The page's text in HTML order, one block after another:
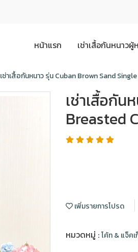
หน้าแรก เช่าเสื้อกันหนาว
เช่าเสื้อกันหนาว รุ่น Cuban Brown Sand
เช่าเสื้อกัน
Breasted
เพิ่มรายการโปรด
หมวดหมู่ :โค้ท & แจ็ค